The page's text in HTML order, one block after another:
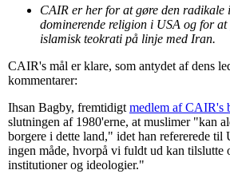
CAIR er her for at gøre den radikale
dominerende religion i USA og for at
islamisk teokrati på linje med Iran.
CAIR's mål er klare, som antydet af dens
kommentarer:
Ihsan Bagby, fremtidigt medlem af CAIR's
slutningen af 1980'erne, at muslimer "kan
borgere i dette land," idet han refererede
ingen måde, hvorpå vi fuldt ud kan tilslutte
institutioner og ideologier."